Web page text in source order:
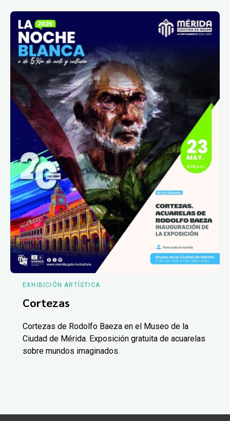
EXHIBICIÓN ARTÍSTICA
Cortezas
Cortezas de Rodolfo Baeza en el Museo de la
Ciudad de Mérida. Exposición gratuita de acuarelas
sobre mundos imaginados.